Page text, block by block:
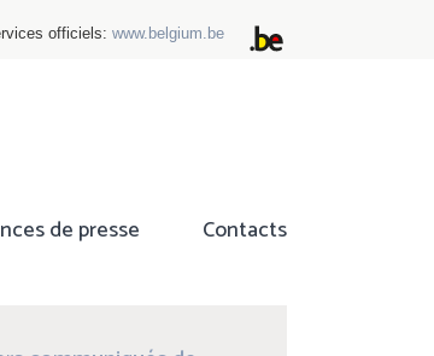
officiels: www.belgium.be
de presse Contacts